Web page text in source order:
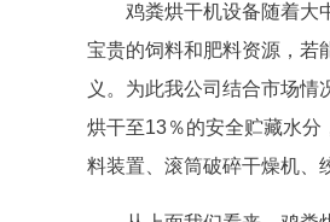
鸡粪烘干机设备随着大
宝贵的饲料和肥料资源，若
义。为此我公司结合市场
烘干至13％的安全贮藏水
料装置、滚筒破碎干燥机、